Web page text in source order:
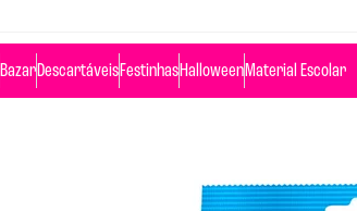
BazarDescartáveisFestinhasHalloweenMaterial Escolar